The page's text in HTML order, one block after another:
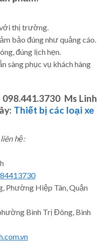
thị trường.
bảo đúng như quảng cáo.
đúng lịch hẹn.
sàng phục vụ khách hàng
098.441.3730 Ms Linh
Thiết bị các loại xe
hệ:
Phường Hiệp Tân, Quận
Bình Trị Đông, Bình